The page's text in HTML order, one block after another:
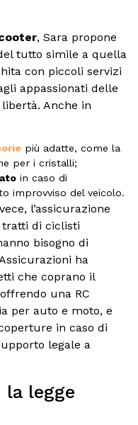
, Sara propone
tutto simile a quella
con piccoli servizi
appassionati delle
Anche in
più adatte, come la
per i cristalli;
in caso di
improvviso del veicolo.
l’assicurazione
tratti di ciclisti
bisogno di
ha
che coprano il
una RC
per auto e moto, e
in caso di
legale a
la legge